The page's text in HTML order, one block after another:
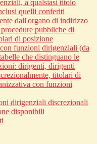
a qualsiasi titolo
quelli conferiti
dall'organo di indirizzo
pubbliche di
di posizione
funzioni dirigenziali (da
che distinguano le
dirigenti, dirigenti
titolari di
con funzioni
dirigenziali discrezionali
disponibili